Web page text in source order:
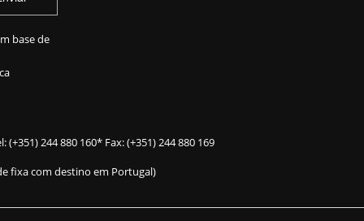
base de
(+351) 244 880 160* Fax: (+351) 244 880 169
fixa com destino em Portugal)